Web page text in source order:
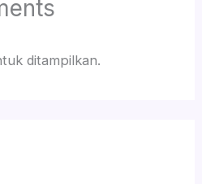
ditampilkan.